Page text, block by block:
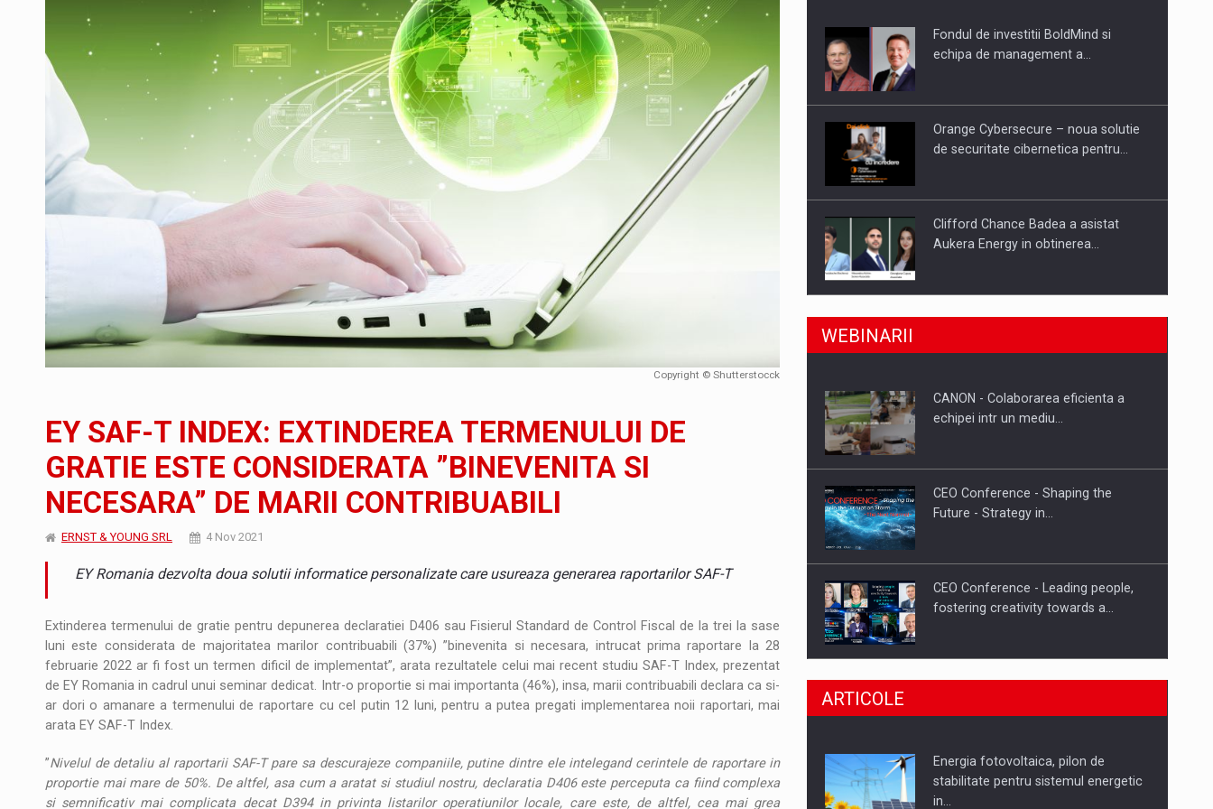
Producatorii si comerciantii care nu se supun noilor reglementari UE privind ambalajele pot risca retragerea produselor din piata
INTERVIURI LEADERSHIP IN MISCARE
INTERVIURI CU BATERIILE PERMANENT INCARCATE
INTERVIURI PUTTING ROMANIAN CORPORATE COMPANIES ON THE INTERNATIONAL BUSINESS SCENE
OUR EDGE WILL COME FROM BEING THE MOST DIGITALIZED WHOLESALER IN ROMANIA
COFFEE IS OUR LOVE LANGUAGE
Hard Enduro Piatra Craiului 2026, fueled by benzinariile RO concept OSCAR – peste 500 de participanti
STIRI Fondul de investitii BoldMind si echipa de management a Pall-Ex, liderul pietei de transport paletizat din Romania, preiau compania intr-o tranzactie de peste 25…
STIRI RANGE ROVER DEZVALUIE AL CINCILEA MEMBRU AL FAMILIEI: RANGE ROVER GT
STIRI JAECOO 5 SHS-H a ajuns in Romania
ARTICOLE Proteinmaxxing and the Future of Protein Demand
Copyright © Shutterstocck
EY SAF-T INDEX: EXTINDEREA TERMENULUI DE
GRATIE ESTE CONSIDERATA ”BINEVENITA SI
NECESARA” DE MARII CONTRIBUABILI
ERNST & YOUNG SRL 4 Nov 2021
EY Romania dezvolta doua solutii informatice personalizate care usureaza generarea raportarilor SAF-T
Extinderea termenului de gratie pentru depunerea declaratiei D406 sau Fisierul Standard de Control Fiscal de la trei la sase
luni este considerata de majoritatea marilor contribuabili (37%) ”binevenita si necesara, intrucat prima raportare la 28
februarie 2022 ar fi fost un termen dificil de implementat”, arata rezultatele celui mai recent studiu SAF-T Index, prezentat
de EY Romania in cadrul unui seminar dedicat. Intr-o proportie si mai importanta (46%), insa, marii contribuabili declara ca si-
ar dori o amanare a termenului de raportare cu cel putin 12 luni, pentru a putea pregati implementarea noii raportari, mai
arata EY SAF-T Index.
”Nivelul de detaliu al raportarii SAF-T pare sa descurajeze companiile, putine dintre ele intelegand cerintele de raportare in
proportie mai mare de 50%. De altfel, asa cum a aratat si studiul nostru, declaratia D406 este perceputa ca fiind complexa
si semnificativ mai complicata decat D394 in privinta listarilor operatiunilor locale, care este, de altfel, cea mai grea
Fondul de investitii BoldMind si
echipa de management a…
Orange Cybersecure – noua solutie
de securitate cibernetica pentru…
Clifford Chance Badea a asistat
Aukera Energy in obtinerea…
SAPTE PERSONALITATI DIN MEDIUL
Hard Enduro Piatra Craiului 2026,
WEBINARII
CANON - Colaborarea eficienta a
echipei intr un mediu…
CEO Conference - Shaping the
Future - Strategy in…
CEO Conference - Leading people,
fostering creativity towards a…
CEO Conference - Shaping The
Webinar - Business Evolution-
RETHINK STRATEGY-Finantare
ARTICOLE
Energia fotovoltaica, pilon de
stabilitate pentru sistemul energetic
in…